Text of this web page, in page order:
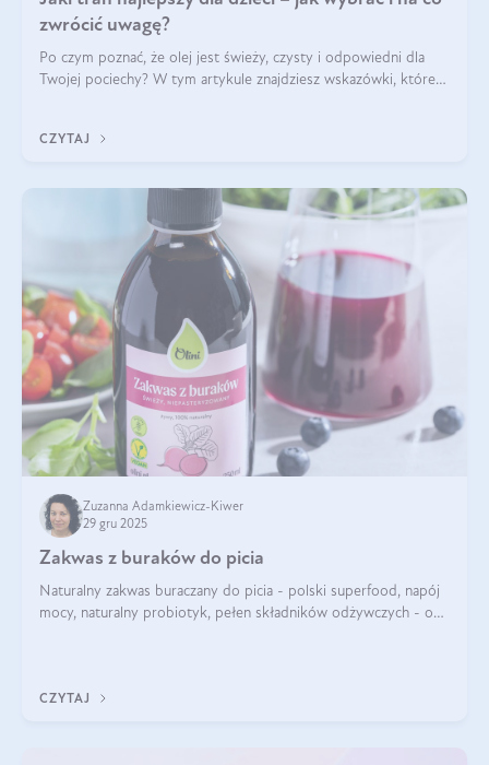
zwrócić uwagę?
Po czym poznać, że olej jest świeży, czysty i odpowiedni dla
Twojej pociechy? W tym artykule znajdziesz wskazówki, które
CZYTAJ
Zuzanna Adamkiewicz-Kiwer
29 gru 2025
Zakwas z buraków do picia
Naturalny zakwas buraczany do picia - polski superfood, napój
mocy, naturalny probiotyk, pełen składników odżywczych - o
CZYTAJ